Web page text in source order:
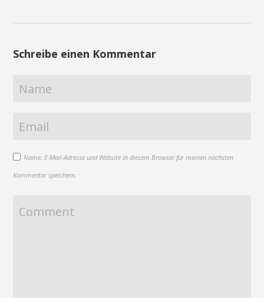
Schreibe einen Kommentar
Name, E-Mail-Adresse und Website in diesem Browser für meinen nächsten
Kommentar speichern.